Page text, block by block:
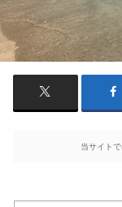
当サイト